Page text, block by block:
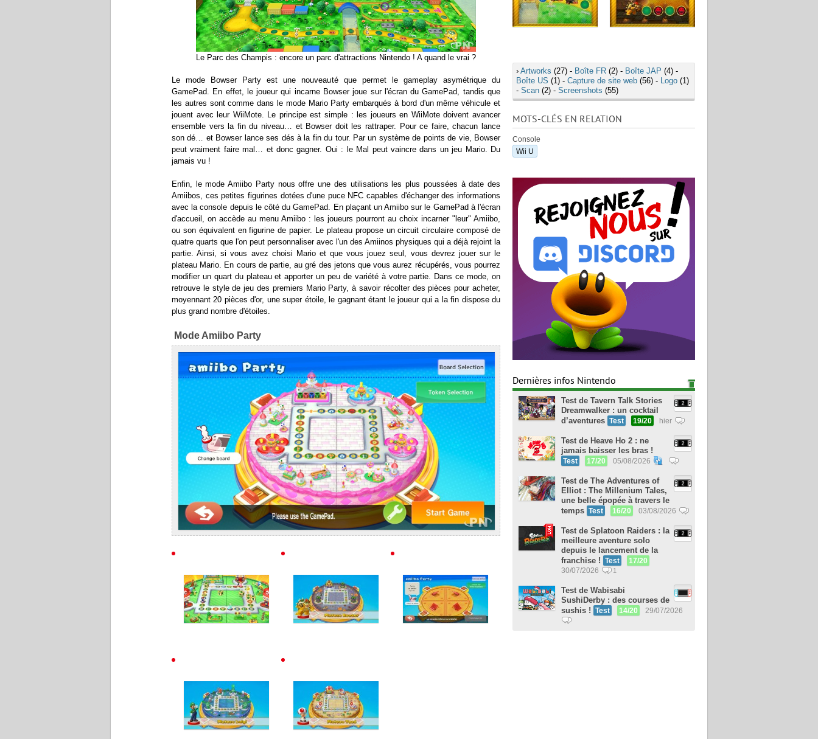
Le Parc des Champis : encore un parc d'attractions Nintendo ! A quand le vrai ?
Le mode Bowser Party est une nouveauté que permet le gameplay asymétrique du
GamePad. En effet, le joueur qui incarne Bowser joue sur l'écran du GamePad, tandis que
les autres sont comme dans le mode Mario Party embarqués à bord d'un même véhicule et
jouent avec leur WiiMote. Le principe est simple : les joueurs en WiiMote doivent avancer
ensemble vers la fin du niveau… et Bowser doit les rattraper. Pour ce faire, chacun lance
son dé… et Bowser lance ses dés à la fin du tour. Par un système de points de vie, Bowser
peut vraiment faire mal… et donc gagner. Oui : le Mal peut vaincre dans un jeu Mario. Du
jamais vu !
Enfin, le mode Amiibo Party nous offre une des utilisations les plus poussées à date des
Amiibos, ces petites figurines dotées d'une puce NFC capables d'échanger des informations
avec la console depuis le côté du GamePad. En plaçant un Amiibo sur le GamePad à l'écran
d'accueil, on accède au menu Amiibo : les joueurs pourront au choix incarner "leur" Amiibo,
ou son équivalent en figurine de papier. Le plateau propose un circuit circulaire composé de
quatre quarts que l'on peut personnaliser avec l'un des Amiinos physiques qui a déjà rejoint la
partie. Ainsi, si vous avez choisi Mario et que vous jouez seul, vous devrez jouer sur le
plateau Mario. En cours de partie, au gré des jetons que vous aurez récupérés, vous pourrez
modifier un quart du plateau et apporter un peu de variété à votre partie. Dans ce mode, on
retrouve le style de jeu des premiers Mario Party, à savoir récolter des pièces pour acheter,
moyennant 20 pièces d'or, une super étoile, le gagnant étant le joueur qui a la fin dispose du
plus grand nombre d'étoiles.
Mode Amiibo Party
› Artworks (27) - Boîte FR (2) - Boîte JAP (4) -
Boîte US (1) - Capture de site web (56) - Logo (1)
- Scan (2) - Screenshots (55)
MOTS-CLÉS EN RELATION
Console
Wii U
Dernières infos Nintendo
Test de Tavern Talk Stories
Dreamwalker : un cocktail
d’aventures Test 19/20 hier
Test de Heave Ho 2 : ne
jamais baisser les bras !
Test 17/20 05/08/2026
Test de The Adventures of
Elliot : The Millenium Tales,
une belle épopée à travers le
temps Test 16/20 03/08/2026
Test de Splatoon Raiders : la
meilleure aventure solo
depuis le lancement de la
franchise !
Test
17/20
30/07/2026
1
Test de Wabisabi
SushiDerby : des courses de
sushis !
Test 14/20 29/07/2026